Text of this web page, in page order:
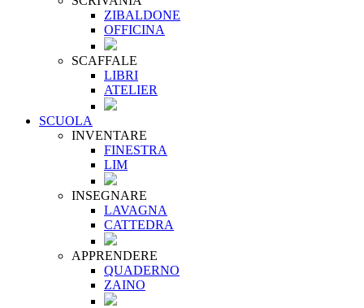
ZIBALDONE
OFFICINA
SCAFFALE
LIBRI
ATELIER
SCUOLA
INVENTARE
FINESTRA
LIM
INSEGNARE
LAVAGNA
CATTEDRA
APPRENDERE
QUADERNO
ZAINO